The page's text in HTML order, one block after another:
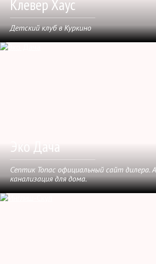
Клевер Хаус
Детский клуб в Куркино
Эко Дача
Септик Топас официальный сайт дилера.
канализация для дома.